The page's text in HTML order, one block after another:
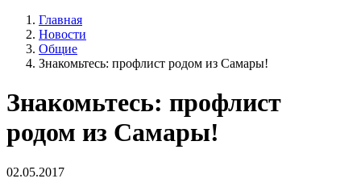
Главная
Новости
Общие
Знакомьтесь: профлист родом из Самары!
Знакомьтесь: профлист
родом из Самары!
02.05.2017